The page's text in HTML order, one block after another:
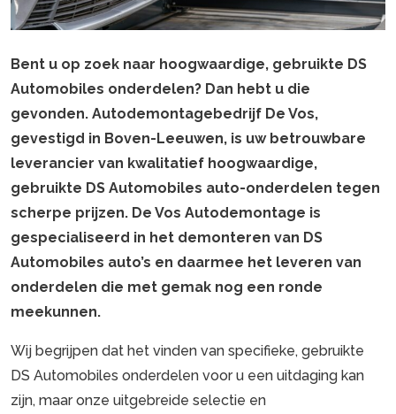
Bent u op zoek naar hoogwaardige, gebruikte DS
Automobiles onderdelen? Dan hebt u die
gevonden. Autodemontagebedrijf De Vos,
gevestigd in Boven-Leeuwen, is uw betrouwbare
leverancier van kwalitatief hoogwaardige,
gebruikte DS Automobiles auto-onderdelen tegen
scherpe prijzen. De Vos Autodemontage is
gespecialiseerd in het demonteren van DS
Automobiles auto’s en daarmee het leveren van
onderdelen die met gemak nog een ronde
meekunnen.
Wij begrijpen dat het vinden van specifieke, gebruikte
DS Automobiles onderdelen voor u een uitdaging kan
zijn, maar onze uitgebreide selectie en